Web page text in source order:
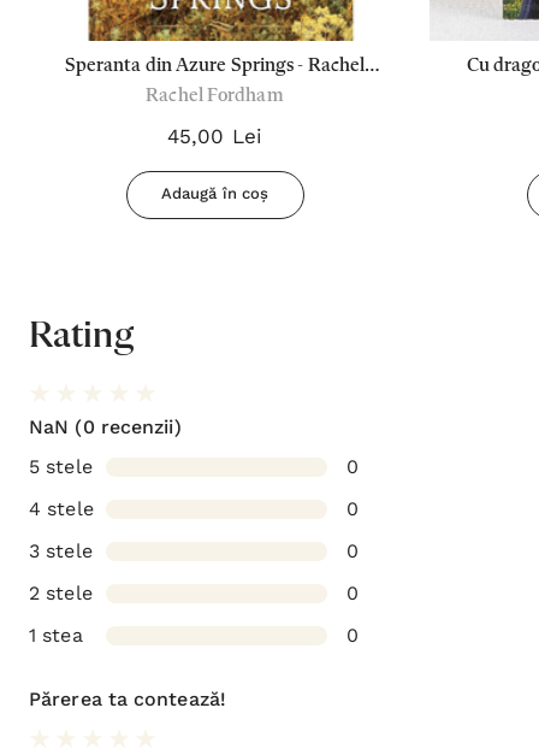
Speranta din Azure Springs - Rachel
Fordham
Rachel Fordham
45,00 Lei
Adaugă în coș
Cu
Rating
NaN (0 recenzii)
5 stele
0
4 stele
0
3 stele
0
2 stele
0
1 stea
0
Părerea ta contează!